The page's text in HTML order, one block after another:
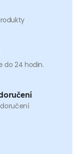
do 24 hodin.